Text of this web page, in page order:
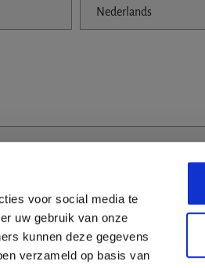
voor social media te
uw gebruik van onze
kunnen deze gegevens
verzameld op basis van